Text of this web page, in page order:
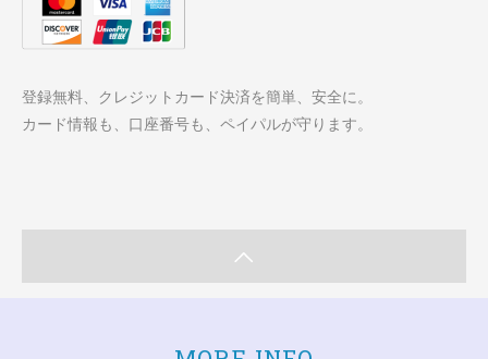
登録無料、クレジットカード決済を簡単、安全に。
カード情報も、口座番号も、ペイパルが守ります。